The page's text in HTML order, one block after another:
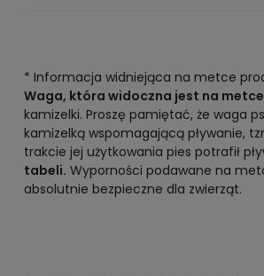
* Informacja widniejąca na metce
Waga, która widoczna jest na
kamizelki. Proszę pamiętać, że waga
kamizelką wspomagającą pływanie,
trakcie jej użytkowania pies potrafił
tabeli. Wyporności podawane na
absolutnie bezpieczne dla zwierząt.